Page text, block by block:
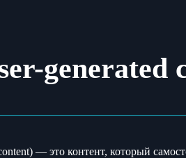
generated
— это контент, который